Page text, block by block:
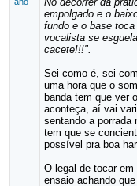
empolgado e o
fundo e o base
vocalista se
cacete!!!".
Sei como é, sei
uma hora que o
banda tem que ver
aconteça, aí vai
sentando a porrada
tem que se
possível pra boa
O legal de tocar
ensaio achando